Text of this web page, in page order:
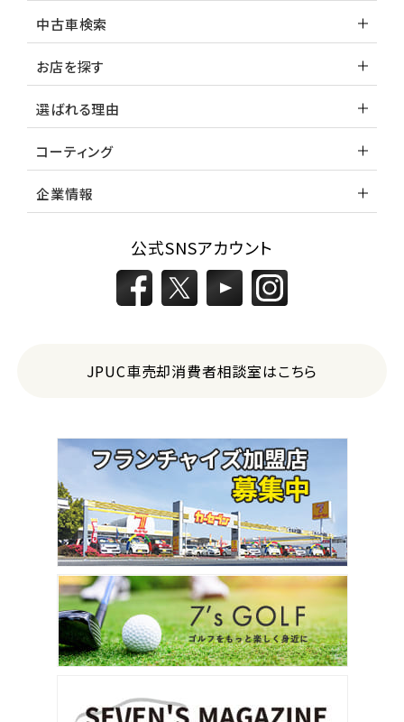
中古車検索
お店を探す
選ばれる理由
コーティング
企業情報
公式SNSアカウント
JPUC車売却消費者相談室はこちら